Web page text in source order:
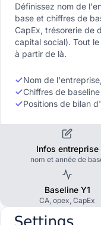
Définissez nom de
base et chiffres de
CapEx, trésorerie de
capital social). Tout
à partir de là.
Nom de
Chiffres de
Positions de bilan
Infos entreprise
nom et année de
Baseline Y1
CA, opex, CapEx